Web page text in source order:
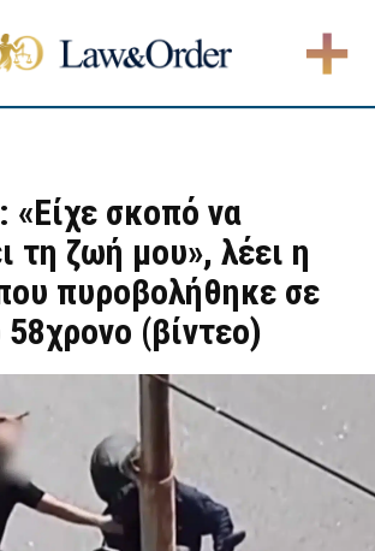
«Είχε σκοπό να
τη ζωή μου», λέει η
πυροβολήθηκε σε
(βίντεο)